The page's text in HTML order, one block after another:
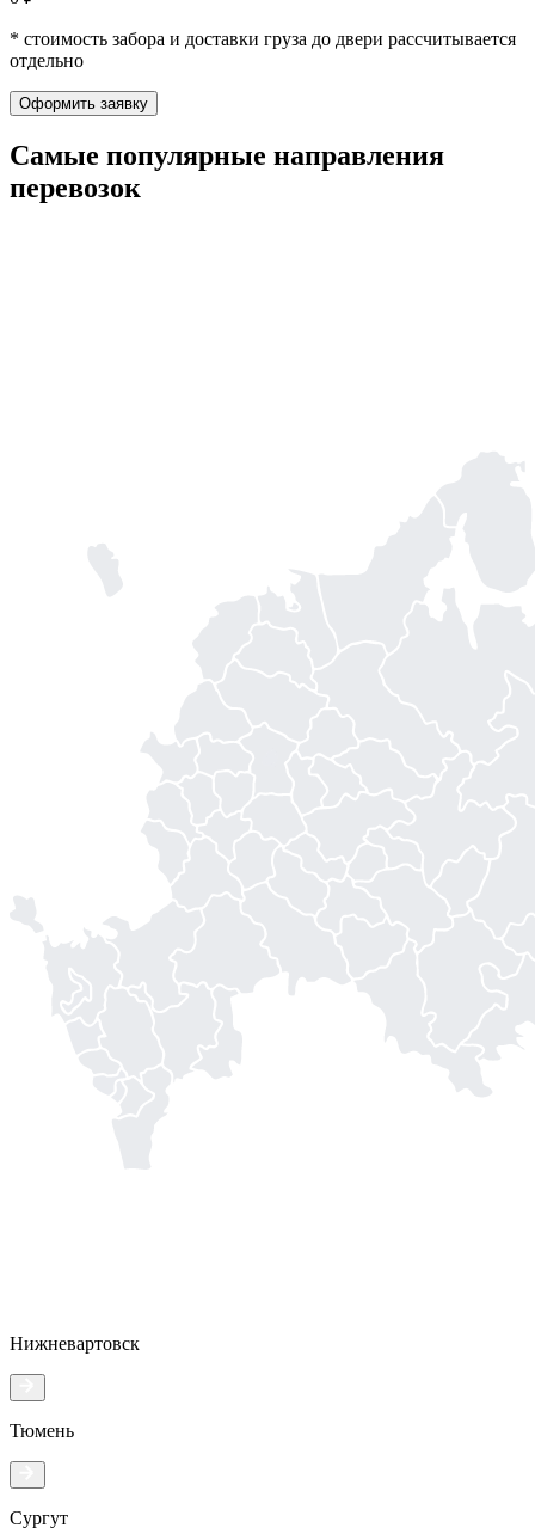
* стоимость забора и доставки груза до двери рассчитывается
отдельно
Оформить заявку
Самые популярные направления
перевозок
Нижневартовск
Тюмень
Сургут